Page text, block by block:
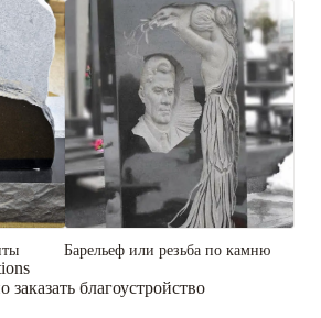
Барельеф или резьба по камню
благоустройство